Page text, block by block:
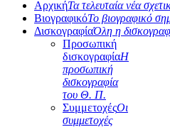
ΑρχικήΤα τελευταία νέα
ΒιογραφικόΤο βιογραφικό
ΔισκογραφίαΌλη η
Προσωπική
δισκογραφίαΗ
προσωπική
δισκογραφία
του Θ. Π.
ΣυμμετοχέςΟι
συμμετοχές